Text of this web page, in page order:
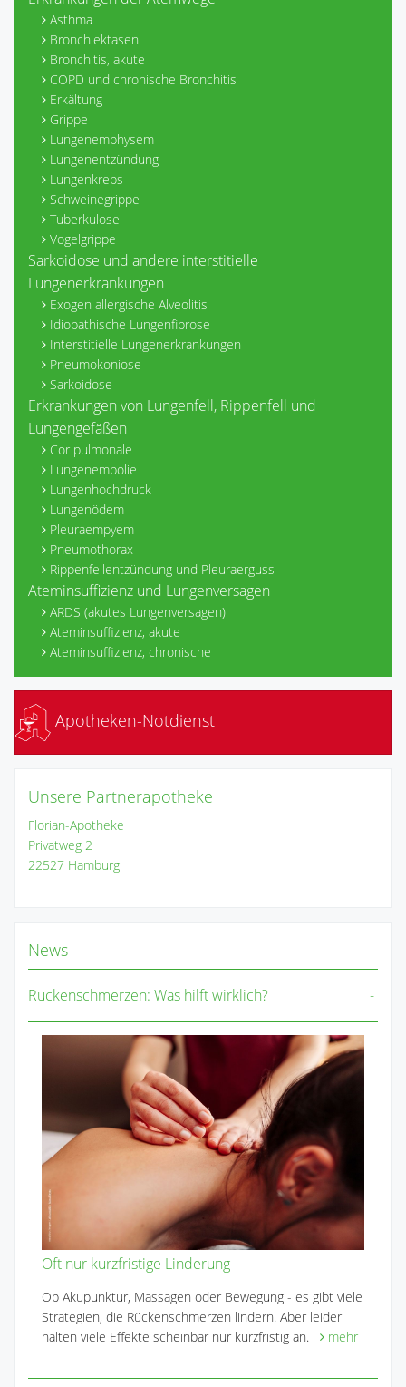
Asthma
Bronchiektasen
Bronchitis, akute
COPD und chronische Bronchitis
Erkältung
Grippe
Lungenemphysem
Lungenentzündung
Lungenkrebs
Schweinegrippe
Tuberkulose
Vogelgrippe
Sarkoidose und andere interstitielle
Lungenerkrankungen
Exogen allergische Alveolitis
Idiopathische Lungenfibrose
Interstitielle Lungenerkrankungen
Pneumokoniose
Sarkoidose
Erkrankungen von Lungenfell, Rippenfell und
Lungengefäßen
Cor pulmonale
Lungenembolie
Lungenhochdruck
Lungenödem
Pleuraempyem
Pneumothorax
Rippenfellentzündung und Pleuraerguss
Ateminsuffizienz und Lungenversagen
ARDS (akutes Lungenversagen)
Ateminsuffizienz, akute
Ateminsuffizienz, chronische
Apotheken-Notdienst
Unsere Partnerapotheke
Florian-Apotheke
Privatweg 2
22527 Hamburg
News
Rückenschmerzen: Was hilft wirklich?
Oft nur kurzfristige Linderung
Ob Akupunktur, Massagen oder Bewegung - es gibt viele
Strategien, die Rückenschmerzen lindern. Aber leider
halten viele Effekte scheinbar nur kurzfristig an.
mehr